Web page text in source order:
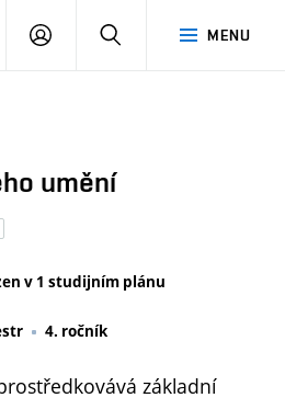
MENU
PŘIHLÁSIT
umění
v 1 studijním plánu
4. ročník
základní